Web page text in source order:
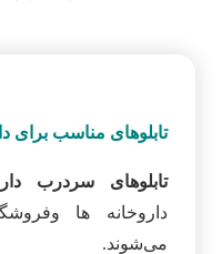
تابلوهای مناسب برای
تابلوهای سردرب
داروخانه‌ ها
می‌شوند.